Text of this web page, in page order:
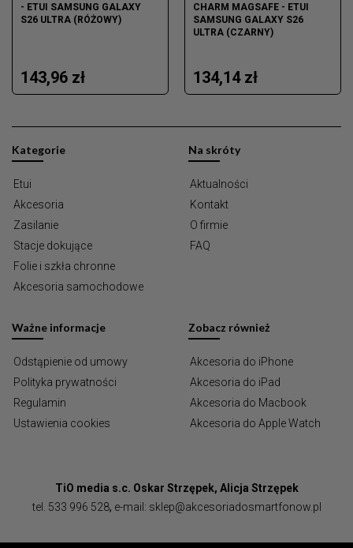
- ETUI SAMSUNG GALAXY
S26 ULTRA (RÓŻOWY)
143,96 zł
CHARM MAGSAFE - ETUI
SAMSUNG GALAXY S26
ULTRA (CZARNY)
134,14 zł
Kategorie
Etui
Akcesoria
Zasilanie
Stacje dokujące
Folie i szkła chronne
Akcesoria samochodowe
Na skróty
Aktualności
Kontakt
O firmie
FAQ
Ważne informacje
Odstąpienie od umowy
Polityka prywatności
Regulamin
Ustawienia cookies
Zobacz również
Akcesoria do iPhone
Akcesoria do iPad
Akcesoria do Macbook
Akcesoria do Apple Watch
TiO media s.c. Oskar Strzępek, Alicja Strzępek
tel. 533 996 528, e-mail: sklep@akcesoriadosmartfonow.pl